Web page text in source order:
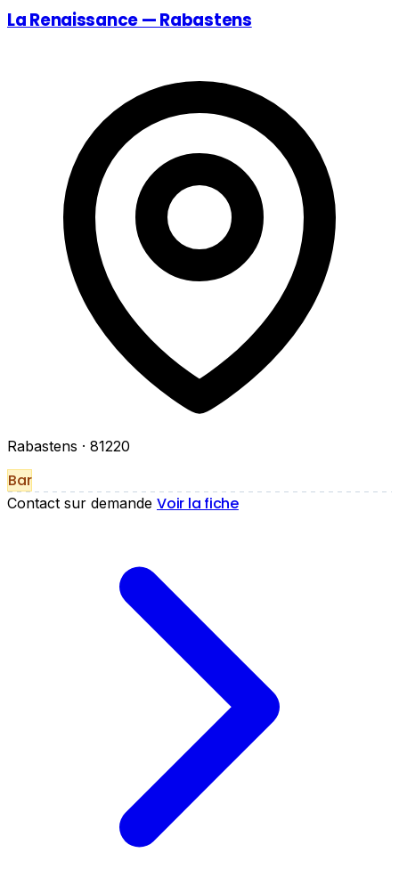
La Renaissance — Rabastens
Rabastens · 81220
Bar
Contact sur demande Voir la fiche